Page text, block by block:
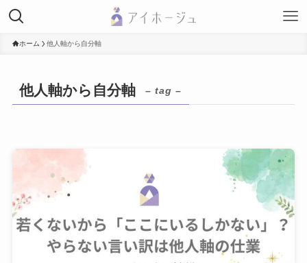
ホーム 他人軸から自分軸
他人軸から自分軸 – tag –